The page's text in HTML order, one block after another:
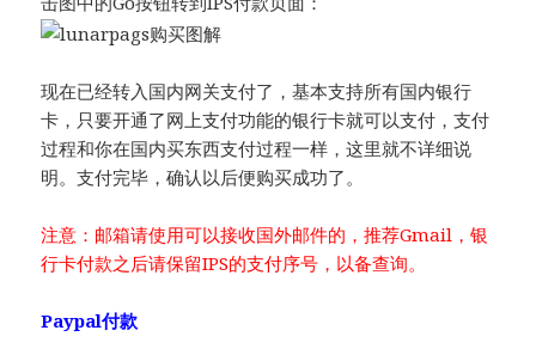
现在已经转入国内网关支付了，基本支持所有国内银行
卡，只要开通了网上支付功能的银行卡就可以支付，支付
过程和你在国内买东西支付过程一样，这里就不详细说
明。支付完毕，确认以后便购买成功了。
注意：邮箱请使用可以接收国外邮件的，推荐Gmail，银
行卡付款之后请保留IPS的支付序号，以备查询。
Paypal付款